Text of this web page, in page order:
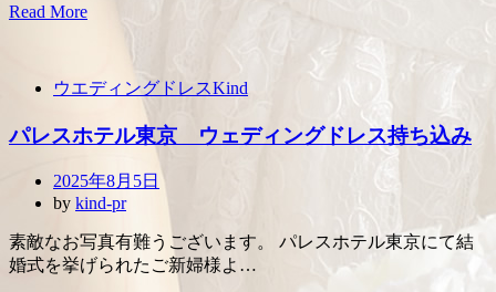
Read More
ウエディングドレスKind
パレスホテル東京 ウェディングドレス持ち込み
Posted
on
2025年8月5日
by kind-pr
素敵なお写真有難うございます。 パレスホテル東京にて結
婚式を挙げられたご新婦様よ…